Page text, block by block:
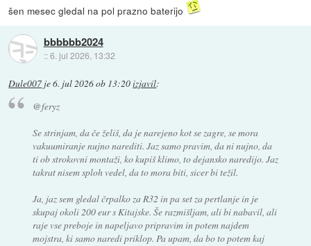
šen mesec gledal na pol prazno baterijo
bbbbbb2024
::6. jul 2026, 13:32
Dule007 je6. jul 2026 ob 13:20izjavil:
@feryz
Se strinjam, da če želiš, da je narejeno kot se zagre, se mora
vakuumiranje nujno narediti. Jaz samo pravim, da ni nujno, da
ti ob strokovni montaži, ko kupiš klimo, to dejansko naredijo. Jaz
takrat nisem sploh vedel, da to mora biti, sicer bi težil.
Ja, jaz sem gledal črpalko za R32 in pa set za pertlanje in je
skupaj okoli 200 eur s Kitajske. Še razmišljam, ali bi nabavil, ali
raje vse preboje in napeljavo pripravim in potem najdem
mojstra, ki samo naredi priklop. Pa upam, da bo to potem kaj